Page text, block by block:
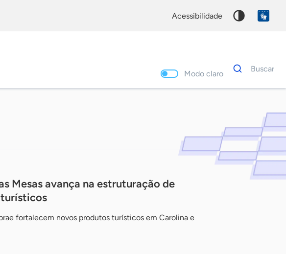
acessibilidade
Modo claro
Dados
para
Buscar
Mesas avança na estruturação de
fortalecem novos produtos turísticos em Carolina e